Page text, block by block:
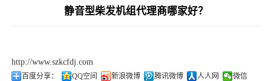
静音型柴发机组代理商哪家好？
http://www.szkcfdj.com
百度分享： QQ空间 新浪微博 腾讯微博 人人网 微信
移动发电机组
发电机租赁